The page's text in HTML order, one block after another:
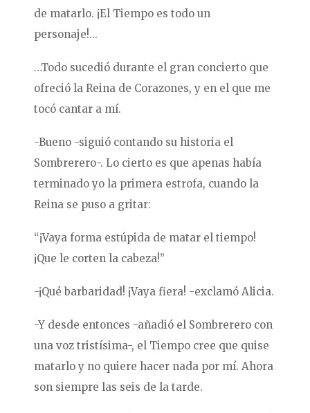
de matarlo. ¡El Tiempo es todo un
personaje!...
…Todo sucedió durante el gran concierto que
ofreció la Reina de Corazones, y en el que me
tocó cantar a mí.
-Bueno -siguió contando su historia el
Sombrerero-. Lo cierto es que apenas había
terminado yo la primera estrofa, cuando la
Reina se puso a gritar:
“¡Vaya forma estúpida de matar el tiempo!
¡Que le corten la cabeza!”
-¡Qué barbaridad! ¡Vaya fiera! -exclamó Alicia.
-Y desde entonces -añadió el Sombrerero con
una voz tristísima-, el Tiempo cree que quise
matarlo y no quiere hacer nada por mí. Ahora
son siempre las seis de la tarde.